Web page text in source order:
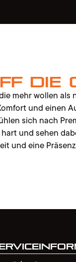
die
mehr wollen
und einen
sich nach
und sehen
und eine